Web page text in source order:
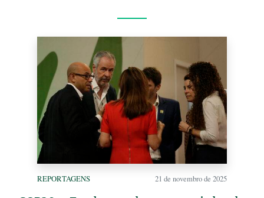
REPORTAGENS 21 de novembro de 2025